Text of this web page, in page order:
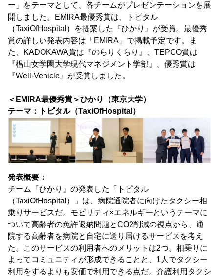
ー」をテーマとして、各チームがプレゼンテーションを展
開しました。EMIRA最優秀賞は、トピタル
（TaxiOfHospital）を提案した『ひかり』が受賞。最優秀
賞の詳しい発表内容は「EMIRA」で掲載予定です。ま
た、KADOKAWA賞は『のらりくらり』、TEPCO賞は
『椙山女学園大学現代マネジメント学部』、優秀賞は
『Well-Vehicle』が受賞しました。
＜EMIRA最優秀賞＞ひかり（東京大学）
テーマ：トピタル（TaxiOfHospital）
発表概要：
チーム『ひかり』の発表した「トピタル
（TaxiOfHospital）」は、病院通院者に向けたタクシー相
乗りサービスだ。モビリティ×エネルギーというテーマに
ついて高齢者の免許返納問題とCO2削減の視点から、通
院する高齢者を病院と自宅に送り届けるサービスを考え
た。このサービスの利用者へのメリットは2つ。相乗りに
よってコミュニティが形成できることと、1人でタクシー
利用をするよりも安価で利用できる点だ。介護利用タクシ